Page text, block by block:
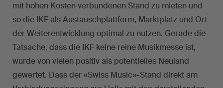
mit hohen Kosten verbundenen Stand zu mieten und
so die IKF als Austauschplattform, Marktplatz und Ort
der Weiterentwicklung optimal zu nutzen. Gerade die
Tatsache, dass die IKF keine reine Musikmesse ist,
wurde von vielen positiv als potentielles Neuland
gewertet. Dass der «Swiss Music»-Stand direkt am